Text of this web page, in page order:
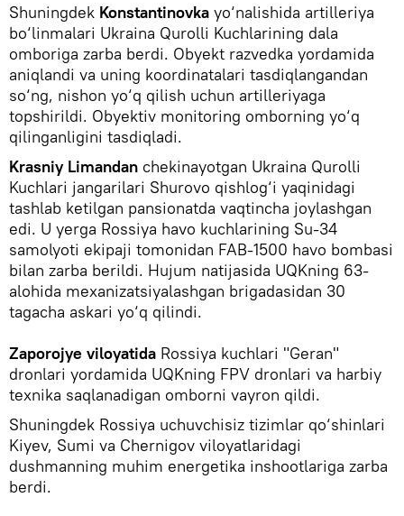
Shuningdek Konstantinovka yo‘nalishida artilleriya
bo‘linmalari Ukraina Qurolli Kuchlarining dala
omboriga zarba berdi. Obyekt razvedka yordamida
aniqlandi va uning koordinatalari tasdiqlangandan
so‘ng, nishon yo‘q qilish uchun artilleriyaga
topshirildi. Obyektiv monitoring omborning yo‘q
qilinganligini tasdiqladi.
Krasniy Limandan chekinayotgan Ukraina Qurolli
Kuchlari jangarilari Shurovo qishlog‘i yaqinidagi
tashlab ketilgan pansionatda vaqtincha joylashgan
edi. U yerga Rossiya havo kuchlarining Su-34
samolyoti ekipaji tomonidan FAB-1500 havo bombasi
bilan zarba berildi. Hujum natijasida UQKning 63-
alohida mexanizatsiyalashgan brigadasidan 30
tagacha askari yo‘q qilindi.
Zaporojye viloyatida Rossiya kuchlari "Geran"
dronlari yordamida UQKning FPV dronlari va harbiy
texnika saqlanadigan omborni vayron qildi.
Shuningdek Rossiya uchuvchisiz tizimlar qo‘shinlari
Kiyev, Sumi va Chernigov viloyatlaridagi
dushmanning muhim energetika inshootlariga zarba
berdi.